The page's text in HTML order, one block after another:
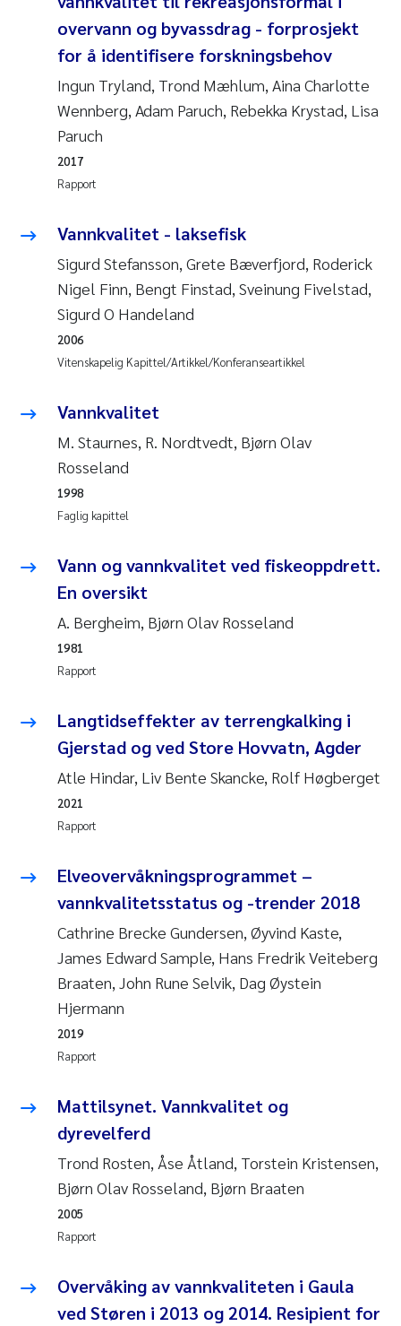
Pierre Franqois Jaccard
Richard Garth James Bellerby
Asle Økelsrud
Ashenafi Seifu Gragne
Vladyslava Hostyeva
Odd Arne Segtnan Skogan
Ana Margarida Pinto Costa
Anastasia Georgantzopoulou
Roar Brænden
Merete Schøyen
Camilla With Fagerli
Medyan Esam Ghareeb
Thorjørn Larssen
Kasper Hancke
Svetlana Pakhomova
Li Xie
Susanne Jøntvedt Jørgensen
Uta Brandt
Samantha Goncalves Prat
Knut Erik Tollefsen
Sigrid Haande
Johnny Håll
Susanne Claudia Schneider
Sabine Marty
overvann og byvassdrag - forprosjekt
for å identifisere forskningsbehov
Ingun Tryland, Trond Mæhlum, Aina Charlotte
Wennberg, Adam Paruch, Rebekka Krystad, Lisa
Paruch
Rapport
2017
Vannkvalitet - laksefisk
Sigurd Stefansson, Grete Bæverfjord, Roderick
Nigel Finn, Bengt Finstad, Sveinung Fivelstad,
Sigurd O Handeland
Vitenskapelig Kapittel/Artikkel/Konferanseartikkel
2006
Vannkvalitet
M. Staurnes, R. Nordtvedt, Bjørn Olav
Rosseland
Faglig kapittel
1998
Vann og vannkvalitet ved fiskeoppdrett.
En oversikt
A. Bergheim, Bjørn Olav Rosseland
Rapport
1981
Langtidseffekter av terrengkalking i
Gjerstad og ved Store Hovvatn, Agder
Atle Hindar, Liv Bente Skancke, Rolf Høgberget
Rapport
2021
Elveovervåkningsprogrammet –
vannkvalitetsstatus og -trender 2018
Cathrine Brecke Gundersen, Øyvind Kaste,
James Edward Sample, Hans Fredrik Veiteberg
Braaten, John Rune Selvik, Dag Øystein
Hjermann
Rapport
2019
Mattilsynet. Vannkvalitet og
dyrevelferd
Trond Rosten, Åse Åtland, Torstein Kristensen,
Bjørn Olav Rosseland, Bjørn Braaten
Rapport
2005
Overvåking av vannkvaliteten i Gaula
ved Støren i 2013 og 2014. Resipient for